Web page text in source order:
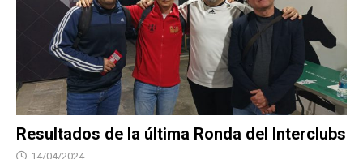
Resultados de la última Ronda del Interclubs
14/04/2024